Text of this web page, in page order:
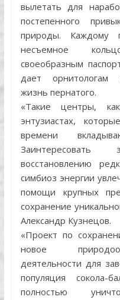
вылетать для
постепенного
природы. Каждому
несъемное
своеобразным
дает орнитологам
жизнь пернатого.
«Такие центры,
энтузиастах,
времени
восстановлению
симбиоз энергии
помощи крупных
сохранение
Александр Кузнецов.
«Проект по
новое
деятельности для
популяция сокола-
полностью